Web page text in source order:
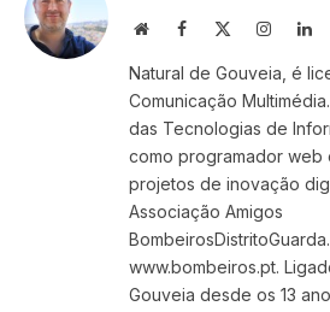
WebsiteFacebook Instagram
Natural de Gouveia, é
Comunicação
das Tecnologias de
como programador web
projetos de inovação
Associação Amigos
www.bombeiros.pt.
Gouveia desde os 13